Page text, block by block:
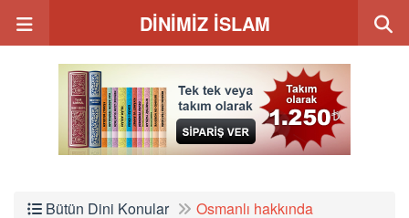
DİNİMİZ İSLAM
Bütün Dini Konular
Osmanlı hakkında